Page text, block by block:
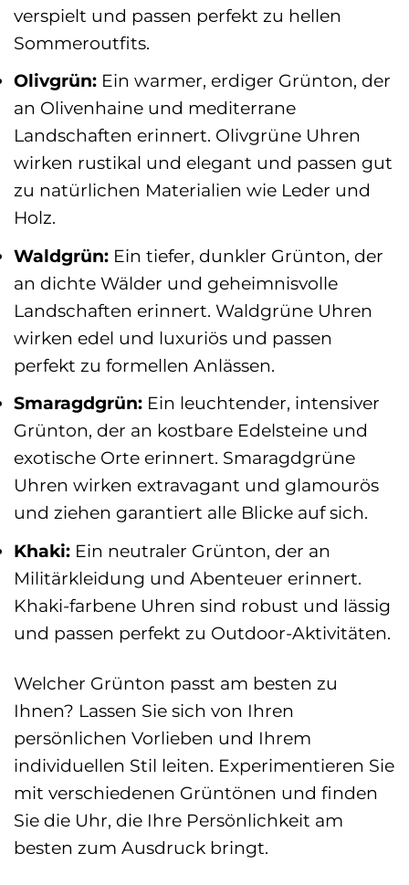
verspielt und passen perfekt zu hellen
Sommeroutfits.
Olivgrün: Ein warmer, erdiger Grünton, der
an Olivenhaine und mediterrane
Landschaften erinnert. Olivgrüne Uhren
wirken rustikal und elegant und passen gut
zu natürlichen Materialien wie Leder und
Holz.
Waldgrün: Ein tiefer, dunkler Grünton, der
an dichte Wälder und geheimnisvolle
Landschaften erinnert. Waldgrüne Uhren
wirken edel und luxuriös und passen
perfekt zu formellen Anlässen.
Smaragdgrün: Ein leuchtender, intensiver
Grünton, der an kostbare Edelsteine und
exotische Orte erinnert. Smaragdgrüne
Uhren wirken extravagant und glamourös
und ziehen garantiert alle Blicke auf sich.
Khaki: Ein neutraler Grünton, der an
Militärkleidung und Abenteuer erinnert.
Khaki-farbene Uhren sind robust und lässig
und passen perfekt zu Outdoor-Aktivitäten.
Welcher Grünton passt am besten zu
Ihnen? Lassen Sie sich von Ihren
persönlichen Vorlieben und Ihrem
individuellen Stil leiten. Experimentieren Sie
mit verschiedenen Grüntönen und finden
Sie die Uhr, die Ihre Persönlichkeit am
besten zum Ausdruck bringt.